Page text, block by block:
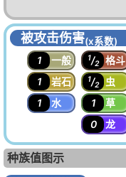
被攻击伤害(x系数)
1 一般 1/2 格斗
1
岩石 1/2 虫
1
水 1 草
0
龙
种族值图示